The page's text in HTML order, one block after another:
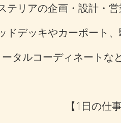
テリアの企画・設計・
ドデッキやカーポート
タルコーディネートな
【1日の仕